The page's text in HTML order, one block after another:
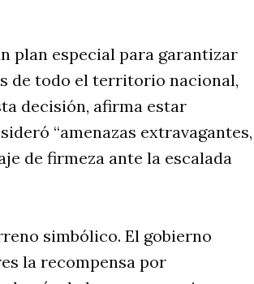
plan especial para garantizar
de todo el territorio nacional,
decisión, afirma estar
“amenazas extravagantes,
de firmeza ante la escalada
simbólico. El gobierno
la recompensa por